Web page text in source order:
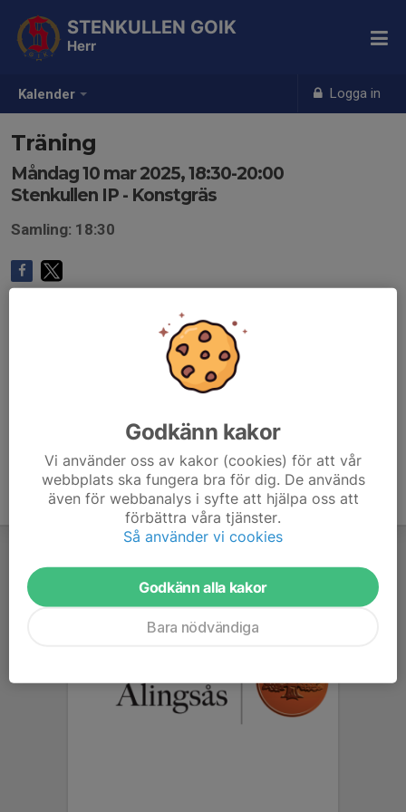
Kalender Logga in
STENKULLEN GOIK
Herr
Träning
Måndag 10 mar 2025, 18:30-20:00
Stenkullen IP - Konstgräs
Samling: 18:30
Godkänn kakor
Vi använder oss av kakor (cookies) för att vår
webbplats ska fungera bra för dig. De används
även för webbanalys i syfte att hjälpa oss att
förbättra våra tjänster.
Så använder vi cookies
Godkänn alla kakor
Bara nödvändiga